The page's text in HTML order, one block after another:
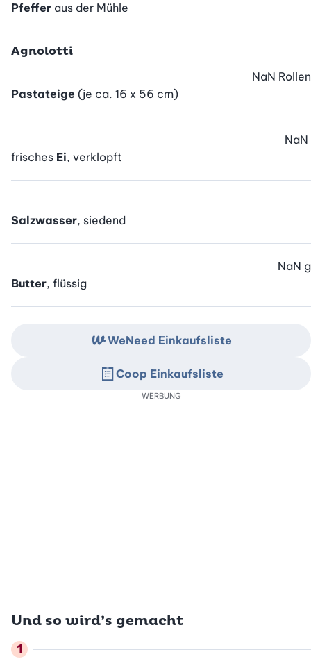
Pfeffer aus der Mühle
Agnolotti
Pastateige (je ca. 16 x 56 cm)
NaN Rollen
frisches Ei, verklopft
NaN
Salzwasser, siedend
Butter, flüssig
NaN g
Und so wird’s gemacht
WeNeed Einkaufsliste
Coop Einkaufsliste
WERBUNG